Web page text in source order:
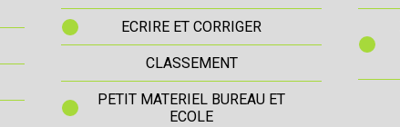
ECRIRE ET CORRIGER
CLASSEMENT
PETIT MATERIEL BUREAU ET
ECOLE